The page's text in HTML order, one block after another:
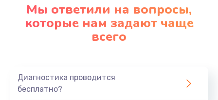
Мы ответили на вопросы,
которые нам задают чаще
всего
Диагностика проводится
бесплатно?